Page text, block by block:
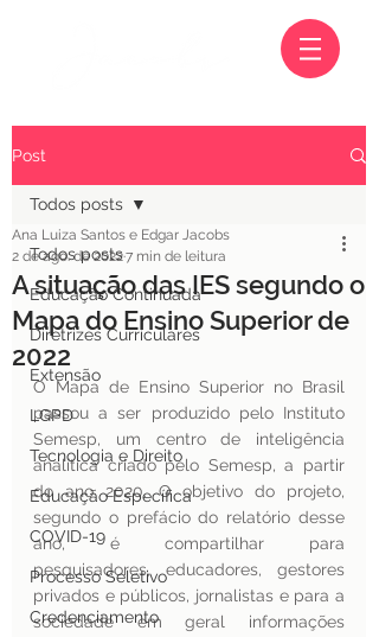
Post
Todos posts
Educação Continuada
Diretrizes Curriculares
Extensão
LGPD
Tecnologia e Direito
Educação Específica
COVID-19
Processo Seletivo
Credenciamento
Todos posts
A situação das IES segundo o
Mapa do Ensino Superior de
2022
Ana Luiza Santos e Edgar Jacobs
2 de ago. de 20227 min de leitura
O Mapa de Ensino Superior no Brasil
passou a ser produzido pelo Instituto
Semesp, um centro de inteligência
analítica criado pelo Semesp, a partir
do ano 2020. O objetivo do projeto,
segundo o prefácio do relatório desse
ano, é compartilhar para
pesquisadores, educadores, gestores
privados e públicos, jornalistas e para a
sociedade em geral informações